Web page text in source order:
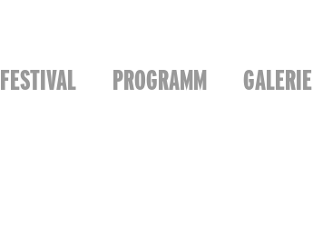
FESTIVAL PROGRAMM GALERIE